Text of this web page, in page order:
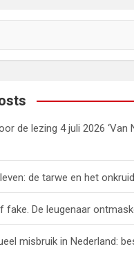
de lezing 4 juli 2026 ‘Van
de tarwe en het
fake. De leugenaar
misbruik in Nederland: